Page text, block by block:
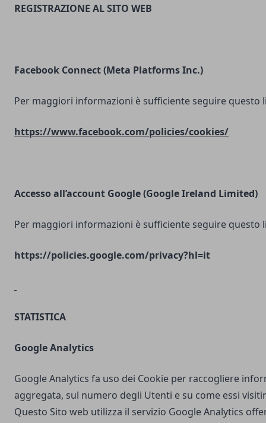
REGISTRAZIONE AL SITO WEB
Facebook Connect (Meta Platforms Inc.)
Per maggiori informazioni è sufficiente seguire questo
https://www.facebook.com/policies/cookies/
Accesso all’account Google (Google Ireland Limited)
Per maggiori informazioni è sufficiente seguire questo
https://policies.google.com/privacy?hl=it
STATISTICA
Google Analytics
Google Analytics fa uso dei Cookie per raccogliere
aggregata, sul numero degli Utenti e su come essi
Questo Sito web utilizza il servizio Google Analytics